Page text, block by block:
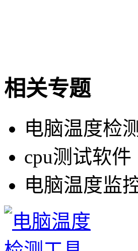
相关专题
电脑温度检
cpu测试软件
电脑温度监